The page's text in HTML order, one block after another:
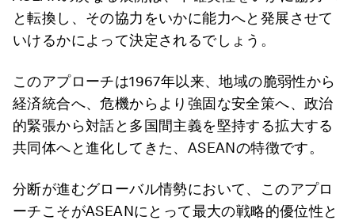
と転換し、その協力をいかに能力へと発展させて
いけるかによって決定されるでしょう。
このアプローチは1967年以来、地域の脆弱性から
経済統合へ、危機からより強固な安全策へ、政治
的緊張から対話と多国間主義を堅持する拡大する
共同体へと進化してきた、ASEANの特徴です。
分断が進むグローバル情勢において、このアプロ
ーチこそがASEANにとって最大の戦略的優位性と